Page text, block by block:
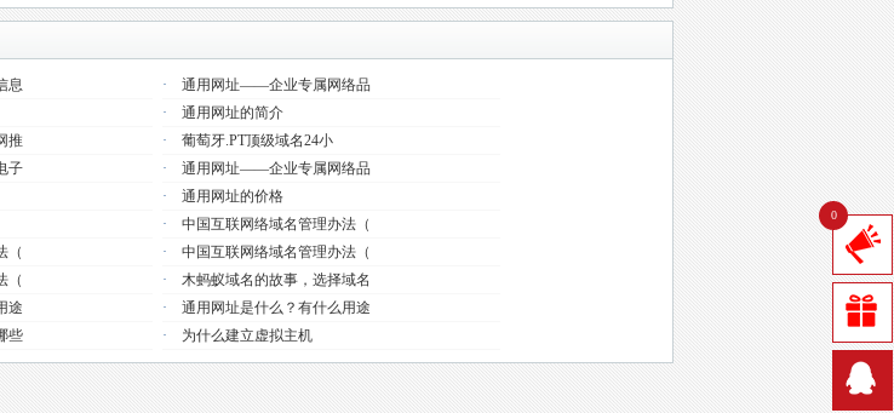
息 ·通用网址——企业专属网络品
·通用网址的简介
推 ·葡萄牙.PT顶级域名24小
子 ·通用网址——企业专属网络品
·通用网址的价格
·中国互联网络域名管理办法（
（ ·中国互联网络域名管理办法（
（ ·木蚂蚁域名的故事，选择域名
途 ·通用网址是什么？有什么用途
些 · 为什么建立虚拟主机
0